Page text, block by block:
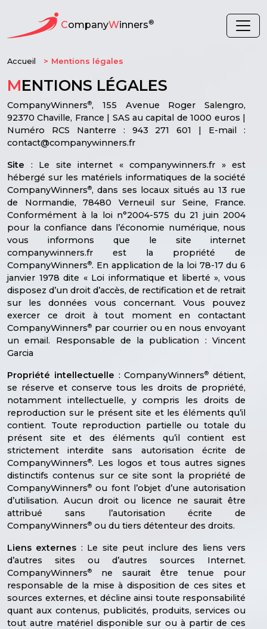
CompanyWinners®
Accueil Mentions légales
MENTIONS LÉGALES
CompanyWinners®, 155 Avenue Roger Salengro,
92370 Chaville, France | SAS au capital de 1000 euros |
Numéro RCS Nanterre : 943 271 601 | E-mail :
contact@companywinners.fr
Site : Le site internet « companywinners.fr » est
hébergé sur les matériels informatiques de la société
CompanyWinners®, dans ses locaux situés au 13 rue
de Normandie, 78480 Verneuil sur Seine, France.
Conformément à la loi n°2004-575 du 21 juin 2004
pour la confiance dans l’économie numérique, nous
vous informons que le site internet
companywinners.fr est la propriété de
CompanyWinners®. En application de la loi 78-17 du 6
janvier 1978 dite « Loi informatique et liberté », vous
disposez d’un droit d’accès, de rectification et de retrait
sur les données vous concernant. Vous pouvez
exercer ce droit à tout moment en contactant
CompanyWinners® par courrier ou en nous envoyant
un email. Responsable de la publication : Vincent
Garcia
Propriété intellectuelle : CompanyWinners®
détient,
se réserve et conserve tous les droits de propriété,
notamment intellectuelle, y compris les droits de
reproduction sur le présent site et les éléments qu’il
contient. Toute reproduction partielle ou totale du
présent site et des éléments qu’il contient est
strictement interdite sans autorisation écrite de
CompanyWinners®. Les logos et tous autres signes
distinctifs contenus sur ce site sont la propriété de
CompanyWinners® ou font l’objet d’une autorisation
d’utilisation. Aucun droit ou licence ne saurait être
attribué sans l’autorisation écrite de
CompanyWinners® ou du tiers détenteur des droits.
Liens externes : Le site peut inclure des liens vers
d’autres sites ou d’autres sources Internet.
CompanyWinners®
ne saurait être tenue pour
responsable de la mise à disposition de ces sites et
sources externes, et décline ainsi toute responsabilité
quant aux contenus, publicités, produits, services ou
tout autre matériel disponible sur ou à partir de ces